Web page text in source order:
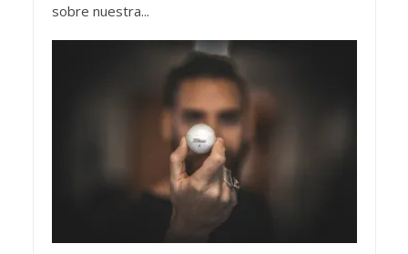
sobre nuestra...